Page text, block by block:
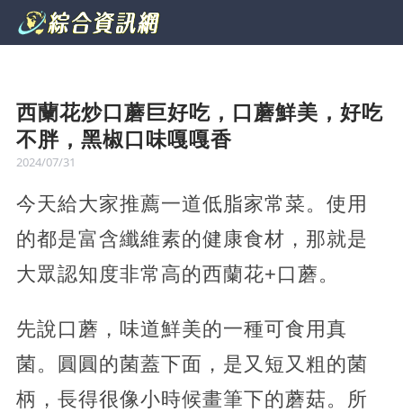
西蘭花炒口蘑巨好吃，口蘑鮮美，好吃
不胖，黑椒口味嘎嘎香
2024/07/31
今天給大家推薦一道低脂家常菜。使用
的都是富含纖維素的健康食材，那就是
大眾認知度非常高的西蘭花+口蘑。
先說口蘑，味道鮮美的一種可食用真
菌。圓圓的菌蓋下面，是又短又粗的菌
柄，長得很像小時候畫筆下的蘑菇。所